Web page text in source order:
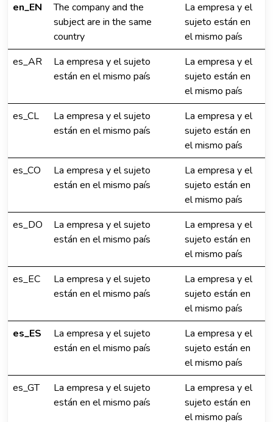
en_EN
The company and the
subject are in the same
country
La empresa y el
sujeto están en
el mismo país
es_AR
La empresa y el sujeto
están en el mismo país
La empresa y el
sujeto están en
el mismo país
es_CL
La empresa y el sujeto
están en el mismo país
La empresa y el
sujeto están en
el mismo país
es_CO
La empresa y el sujeto
están en el mismo país
La empresa y el
sujeto están en
el mismo país
es_DO
La empresa y el sujeto
están en el mismo país
La empresa y el
sujeto están en
el mismo país
es_EC
La empresa y el sujeto
están en el mismo país
La empresa y el
sujeto están en
el mismo país
es_ES
La empresa y el sujeto
están en el mismo país
La empresa y el
sujeto están en
el mismo país
es_GT
La empresa y el sujeto
están en el mismo país
La empresa y el
sujeto están en
el mismo país